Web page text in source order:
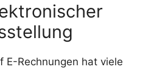
E-Rechnungen hat viele